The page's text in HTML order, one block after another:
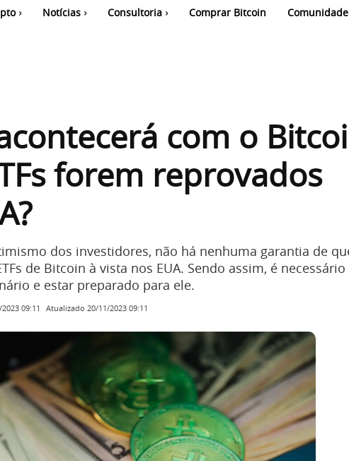
Notícias Consultoria Comprar Bitcoin Comunidade
com o
forem reprovados
dos investidores, não há nenhuma garantia de
de Bitcoin à vista nos EUA. Sendo assim, é necessário
e estar preparado para ele.
09:11 Atualizado 20/11/2023 09:11